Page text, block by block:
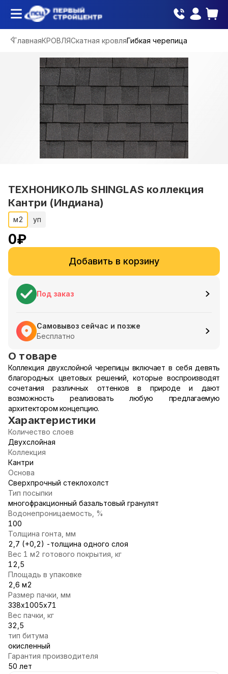
ГлавнаяКРОВЛЯСкатная кровляГибкая черепица
ТЕХНОНИКОЛЬ SHINGLAS коллекция
Кантри (Индиана)
м2 уп
0₽
Добавить в корзину
Под заказ
Самовывоз сейчас и позже
Бесплатно
О товаре
Коллекция двухслойной черепицы включает в себя девять
благородных цветовых решений, которые воспроизводят
сочетания различных оттенков в природе и дают
возможность реализовать любую предлагаемую
архитектором концепцию.
Характеристики
Количество слоев
Двухслойная
Коллекция
Кантри
Основа
Сверхпрочный стеклохолст
Тип посыпки
многофракционный базальтовый гранулят
Водонепроницаемость, %
100
Толщина гонта, мм
2,7 (+0,2) -толщина одного слоя
Вес 1 м2 готового покрытия, кг
12,5
Площадь в упаковке
2,6 м2
Размер пачки, мм
338х1005х71
Вес пачки, кг
32,5
тип битума
окисленный
Гарантия производителя
50 лет